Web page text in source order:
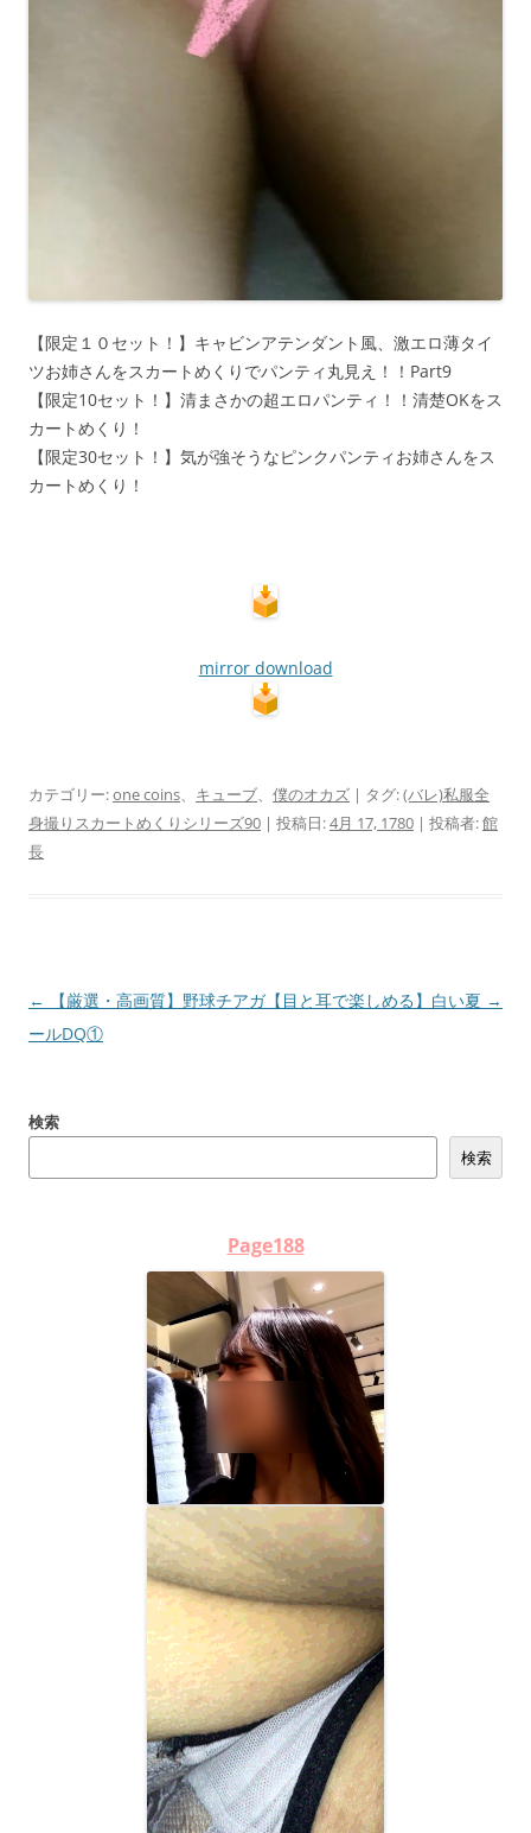
【限定１０セット！】キャビンアテンダント風、激エロ薄タイ
ツお姉さんをスカートめくりでパンティ丸見え！！Part9
【限定10セット！】清まさかの超エロパンティ！！清楚OKをス
カートめくり！
【限定30セット！】気が強そうなピンクパンティお姉さんをス
カートめくり！
mirror download
カテゴリー:one coins、 キューブ、 僕のオカズ | タグ:(バレ)私服全
身撮りスカートめくりシリーズ90 | 投稿日:4月 17, 1780 | 投稿者:館
長
投
稿
ゲ
←
【厳選・高画質】野球チアガ
ールDQ①
【目と耳で楽しめる】白い夏 →
検索
検索
Page188